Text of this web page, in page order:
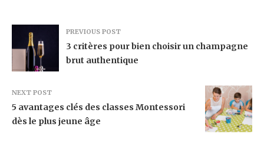
PREVIOUS POST
3 critères pour bien choisir un champagne
brut authentique
NEXT POST
5 avantages clés des classes Montessori
dès le plus jeune âge